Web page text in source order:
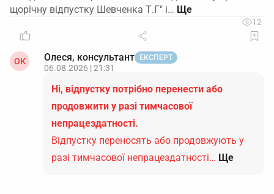
щорічну відпустку Шевченка Т.Г" і…
12
ОК Олеся, консультант ЕКСПЕРТ
06.08.2026 | 21:31
Ні, відпустку потрібно перенести або
продовжити у разі тимчасової
непрацездатності.
Відпустку переносять або продовжують у
разі тимчасової непрацездатності… Ще